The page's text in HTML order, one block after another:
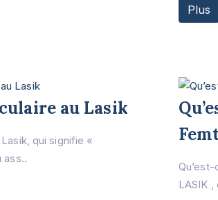
Plus
au Lasik
qui signifie «
ass..
LASIK ,